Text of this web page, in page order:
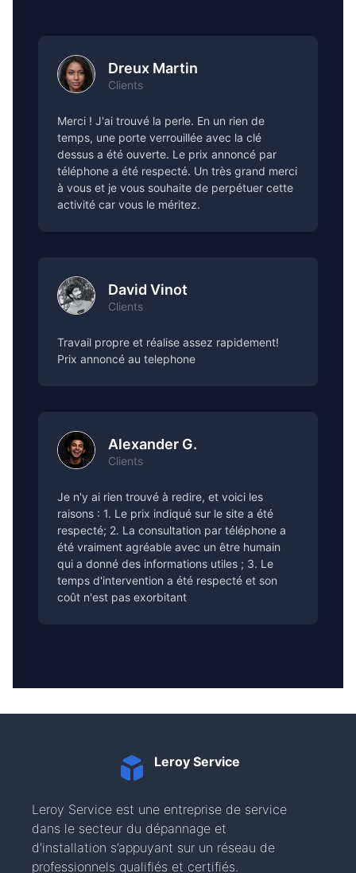
Dreux Martin
Clients
Merci ! J'ai trouvé la perle. En un rien de
temps, une porte verrouillée avec la clé
dessus a été ouverte. Le prix annoncé par
téléphone a été respecté. Un très grand merci
à vous et je vous souhaite de perpétuer cette
activité car vous le méritez.
David Vinot
Clients
Travail propre et réalise assez rapidement!
Prix annoncé au telephone
Alexander G.
Clients
Je n'y ai rien trouvé à redire, et voici les
raisons : 1. Le prix indiqué sur le site a été
respecté; 2. La consultation par téléphone a
été vraiment agréable avec un être humain
qui a donné des informations utiles ; 3. Le
temps d'intervention a été respecté et son
coût n'est pas exorbitant
Leroy Service
Leroy Service est une entreprise de service
dans le secteur du dépannage et
d'installation s’appuyant sur un réseau de
professionnels qualifiés et certifiés.